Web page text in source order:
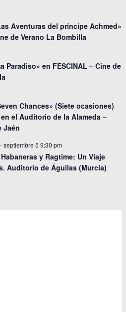
Aventuras del príncipe Achmed»
de Verano La Bombilla
Paradiso» en FESCINAL – Cine de
Chances» (Siete ocasiones)
el Auditorio de la Alameda –
Jaén
-septiembre 5 9:30 pm
y Ragtime: Un Viaje
Auditorio de Águilas (Murcia)